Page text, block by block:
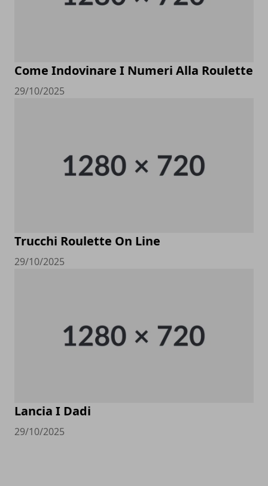
Come Indovinare I Numeri Alla Roulette
29/10/2025
Trucchi Roulette On Line
29/10/2025
Lancia I Dadi
29/10/2025